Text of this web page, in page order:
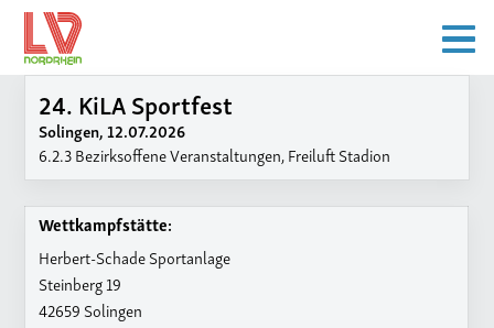
24. KiLA Sportfest
Solingen, 12.07.2026
6.2.3 Bezirksoffene Veranstaltungen, Freiluft Stadion
Wettkampfstätte:
Herbert-Schade Sportanlage
Steinberg 19
42659 Solingen